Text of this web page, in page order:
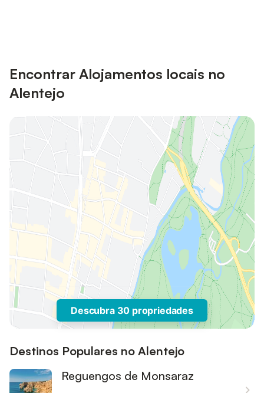
Encontrar Alojamentos locais no
Alentejo
Descubra 30 propriedades
Destinos Populares no Alentejo
Reguengos de Monsaraz